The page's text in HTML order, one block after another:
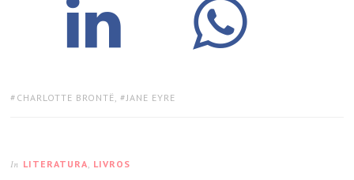
TAGS:
CHARLOTTE BRONTË, JANE EYRE
In LITERATURA, LIVROS